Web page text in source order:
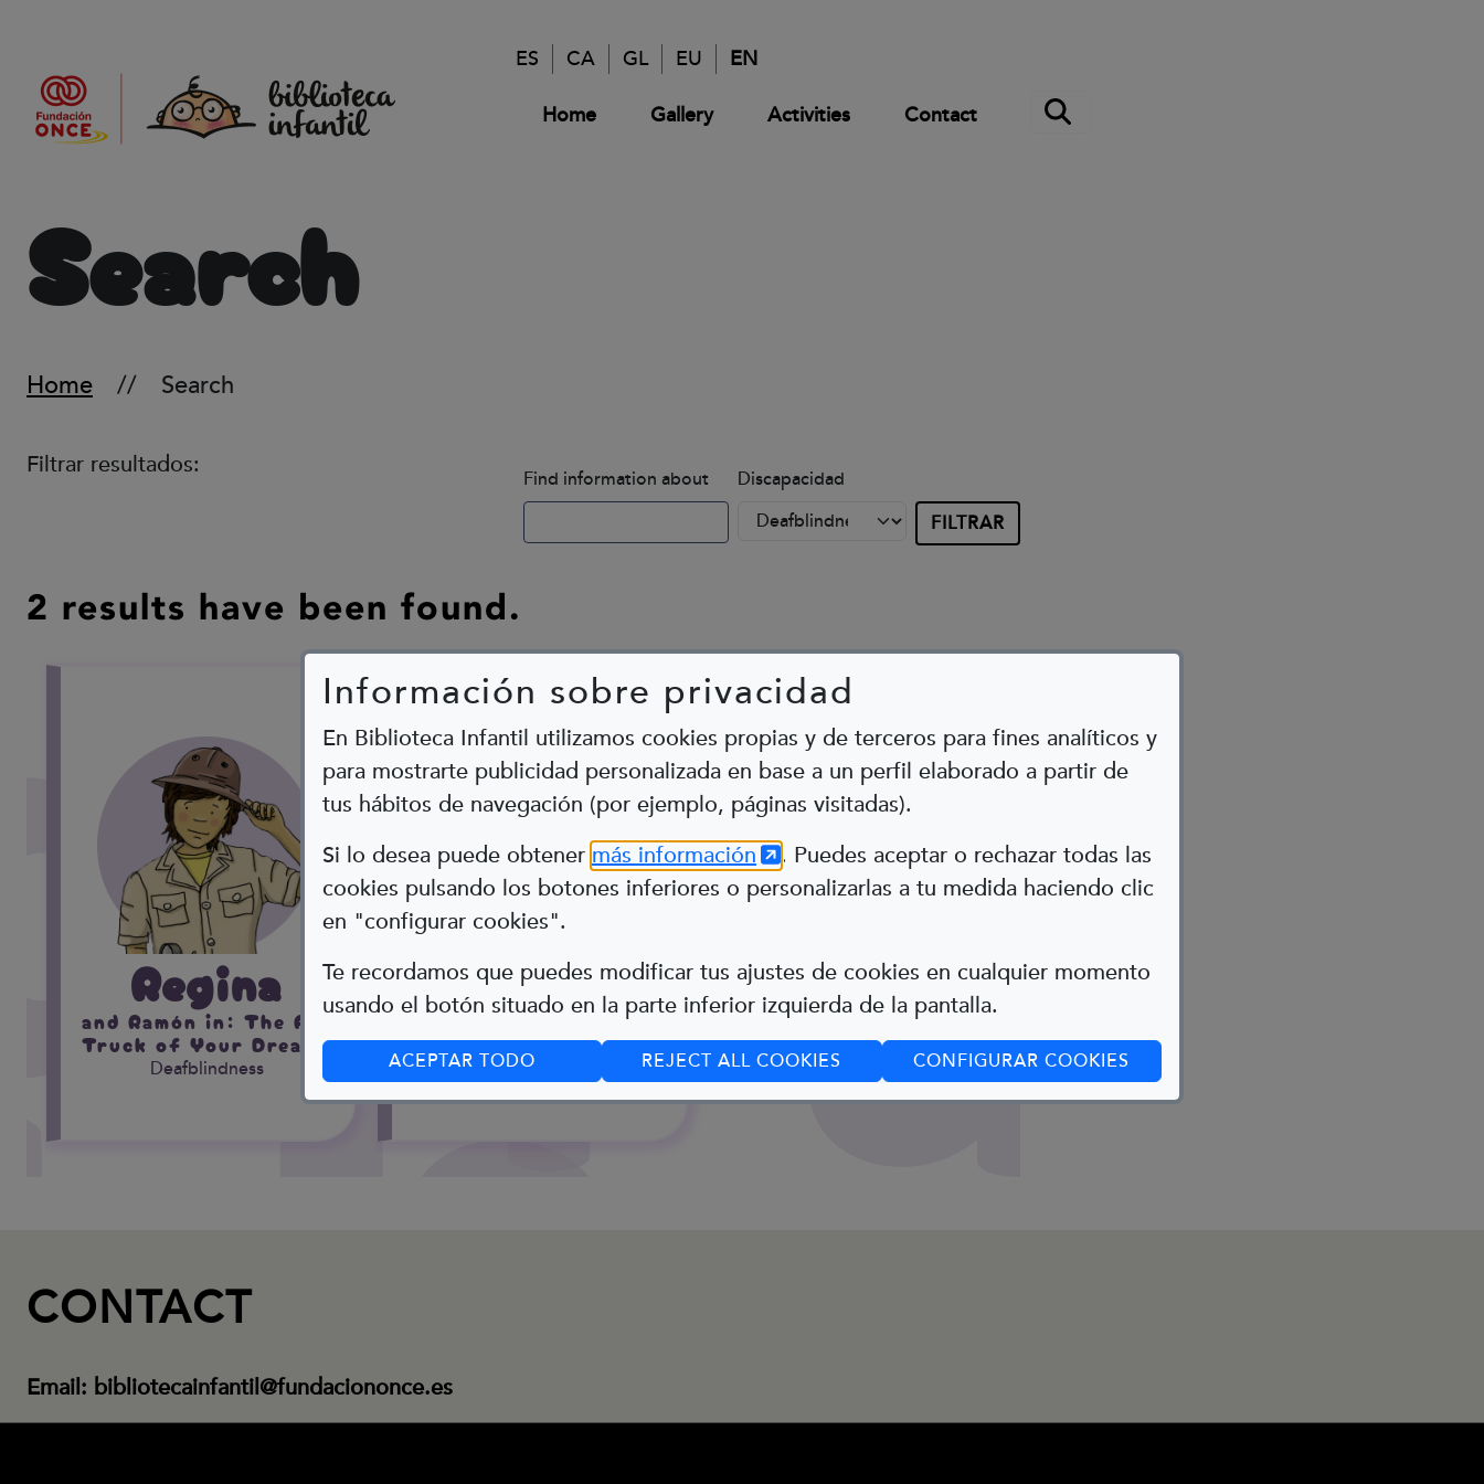
Información sobre privacidad
En Biblioteca Infantil utilizamos cookies propias y de terceros para fines analíticos y
para mostrarte publicidad personalizada en base a un perfil elaborado a partir de
tus hábitos de navegación (por ejemplo, páginas visitadas).
Si lo desea puede obtener más información (Abre en nueva ventana)
. Puedes aceptar o rechazar todas las
cookies pulsando los botones inferiores o personalizarlas a tu medida haciendo clic
en "configurar cookies".
Te recordamos que puedes modificar tus ajustes de cookies en cualquier momento
usando el botón situado en la parte inferior izquierda de la pantalla.
ACEPTAR TODO REJECT ALL COOKIES CONFIGURAR COOKIES
ES CA GL EU EN
Home Gallery Activities Contact
Search
Home Search
2 results have been found.
Regina
and Ramón in: The Food
Truck of Your Dreams
Deafblindness
Regina
Deafblindness
Filtrar resultados:
Find information about Discapacidad
CONTACT
Email: bibliotecainfantil@fundaciononce.es
Abre en nueva ventana